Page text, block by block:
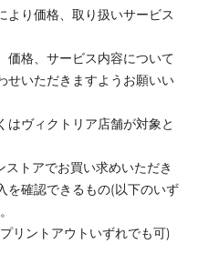
り価格、取り扱いサービス
価格、サービス内容について
せいただきますようお願いい
ヴィクトリア店舗が対象と
トアでお買い求めいただき
を確認できるもの(以下のいず
リントアウトいずれでも可)